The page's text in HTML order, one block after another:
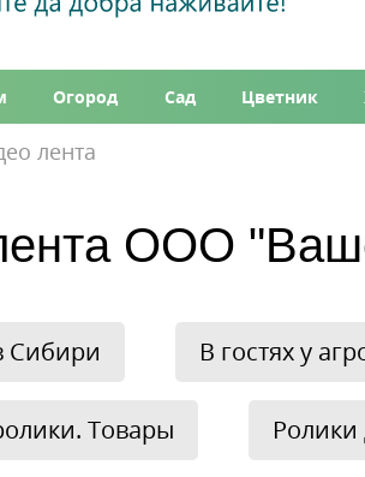
Огород Сад Цветник
лента
ООО
Сибири В гостях у
Товары Ролики